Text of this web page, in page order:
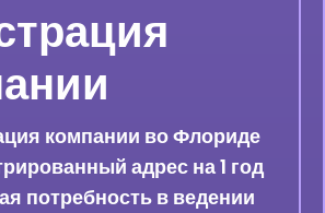
компании во Флориде
адрес на 1 год
потребность в ведении